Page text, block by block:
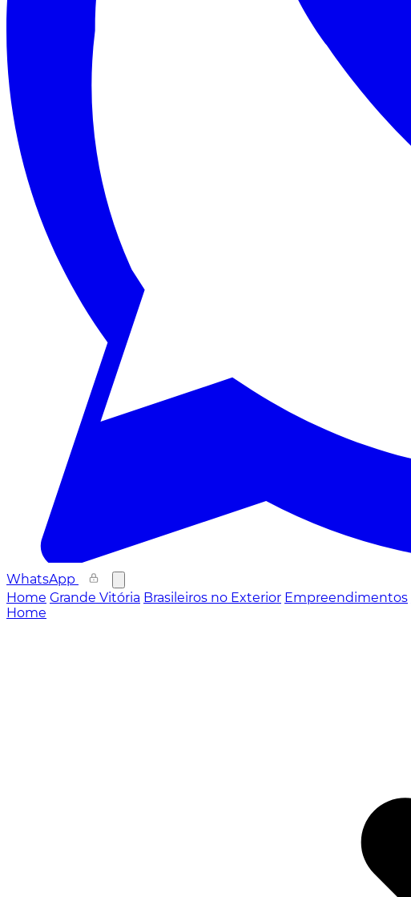
WhatsApp
Home Grande Vitória Brasileiros no Exterior Empreendimentos
Home